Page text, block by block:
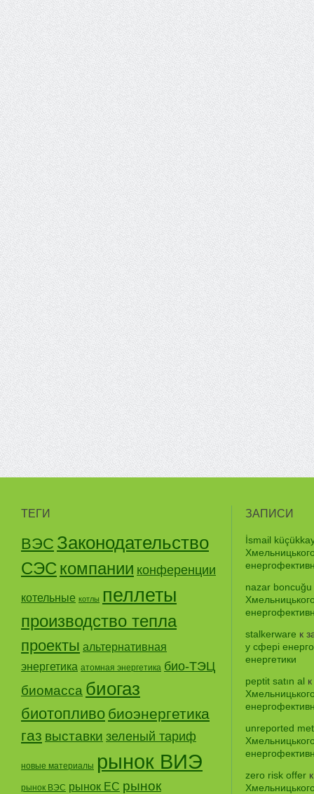
ТЕГИ
ВЭС Законодательство
СЭС компании конференции
котельные котлы пеллеты
производство тепла
проекты альтернативная
энергетика атомная энергетика био-ТЭЦ
биомасса биогаз
биотопливо биоэнергетика
газ выставки зеленый тариф
новые материалы рынок ВИЭ
рынок ВЭС рынок ЕС рынок
ЗАПИСИ
İsmail
nazar boncuğu
stalkerware к
у сфері
енергетики
peptit satın al
unreported
zero risk offer